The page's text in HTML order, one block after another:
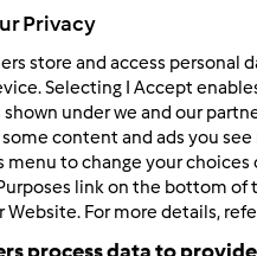
® TM 5
Privacy
store and access personal
Selecting I Accept
under we and our
content and ads you
menu to change your
link on the bottom of
For more details,